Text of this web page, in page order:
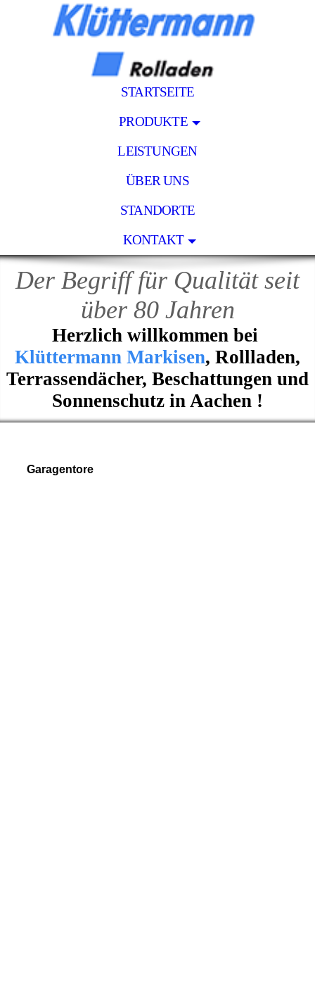
STARTSEITE
PRODUKTE
LEISTUNGEN
ÜBER UNS
STANDORTE
KONTAKT
Der Begriff für Qualität seit
über 80 Jahren
Herzlich willkommen bei
Klüttermann Markisen, Rollladen,
Terrassendächer, Beschattungen und
Sonnenschutz in Aachen !
Garagentore